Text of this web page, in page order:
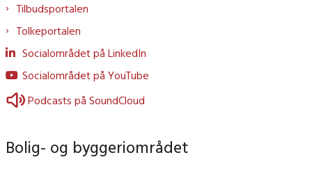
Tilbudsportalen
Tolkeportalen
Socialområdet på LinkedIn
Socialområdet på YouTube
Podcasts på SoundCloud
Bolig- og byggeriområdet